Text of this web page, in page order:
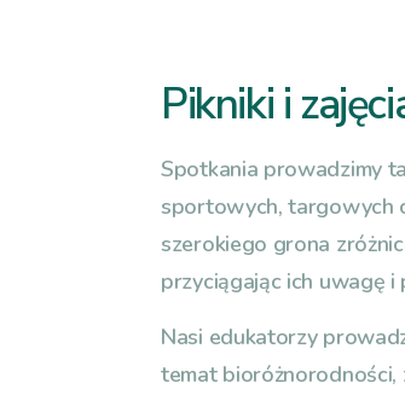
Pikniki i
Spotkania prowadzimy
sportowych, targowych
szerokiego grona
przyciągając ich uwagę i
Nasi edukatorzy
temat